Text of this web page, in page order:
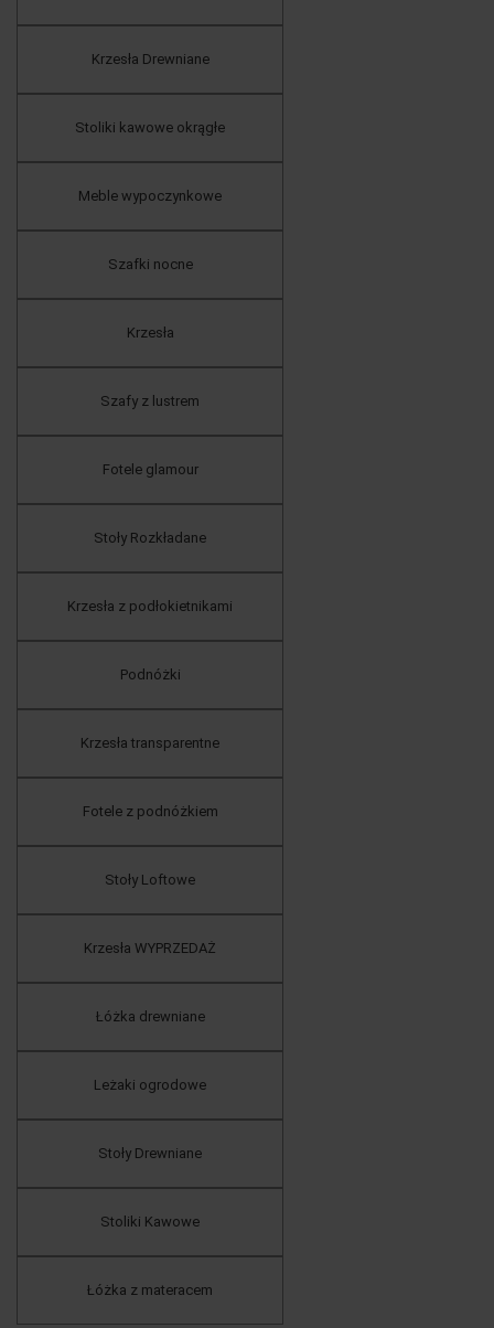
Krzesła Drewniane
Stoliki kawowe okrągłe
Meble wypoczynkowe
Szafki nocne
Krzesła
Szafy z lustrem
Fotele glamour
Stoły Rozkładane
Krzesła z podłokietnikami
Podnóżki
Krzesła transparentne
Fotele z podnóżkiem
Stoły Loftowe
Krzesła WYPRZEDAŻ
Łóżka drewniane
Leżaki ogrodowe
Stoły Drewniane
Stoliki Kawowe
Łóżka z materacem